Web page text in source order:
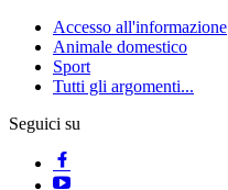
Accesso all'informazione
Animale domestico
Sport
Tutti gli argomenti...
Seguici su